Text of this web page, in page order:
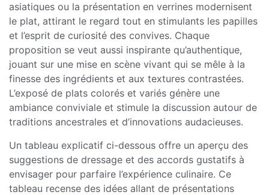
asiatiques ou la présentation en verrines modernisent
le plat, attirant le regard tout en stimulants les papilles
et l’esprit de curiosité des convives. Chaque
proposition se veut aussi inspirante qu’authentique,
jouant sur une mise en scène vivant qui se mêle à la
finesse des ingrédients et aux textures contrastées.
L’exposé de plats colorés et variés génère une
ambiance conviviale et stimule la discussion autour de
traditions ancestrales et d’innovations audacieuses.
Un tableau explicatif ci-dessous offre un aperçu des
suggestions de dressage et des accords gustatifs à
envisager pour parfaire l’expérience culinaire. Ce
tableau recense des idées allant de présentations